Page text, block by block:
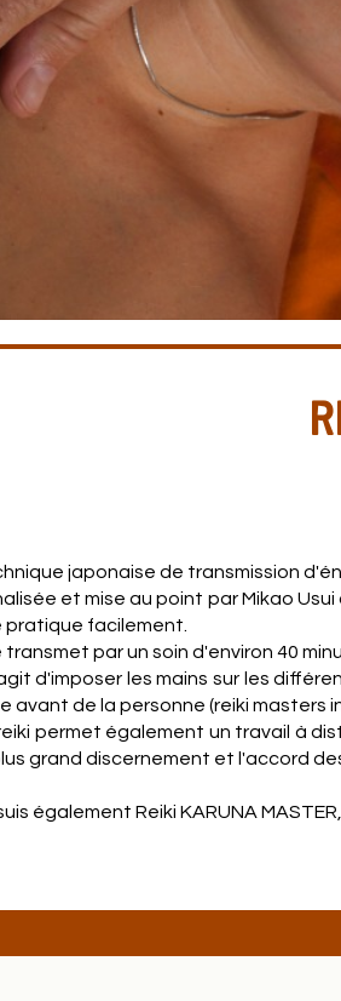
japonaise de transmission
et mise au point par Mikao
pratique facilement.
transmet par un soin d'environ 40
d'imposer les mains sur les
avant de la personne (reiki masters
permet également un travail à
grand discernement et l'accord
également Reiki KARUNA